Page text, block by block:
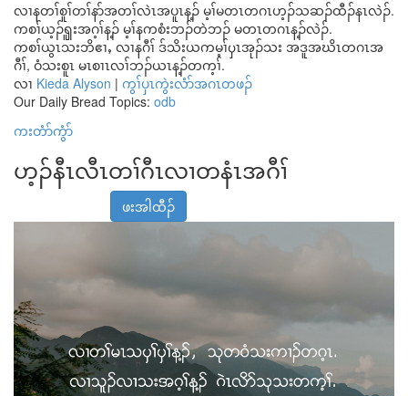
လၢနတၢ်စူၢ်တၢ်နာ်အတၢ်လဲၤအပူၤန့ၣ် မ့ၢ်မတၤတဂၤဟ့ၣ်သဆၣ်ထီၣ်နၤလဲၣ်.
ကစၢ်ယ့ၣ်ၡူးအဂ့ၢ်န့ၣ် မ့ၢ်နကစံးဘၣ်တဲဘၣ် မတၤတဂၤန့ၣ်လဲၣ်.
ကစၢ်ယွၤသးဘိဧၢႇ လၢနဂီၢ် ဒ်သိးယကမ့ၢ်ၦၤအုၣ်သး အဒူအဃိၤတဂၤအ
ဂီၢ်, ဝံသးစူၤ မၤစၢၤလၢ်ဘၣ်ယၤန့ၣ်တက့ၢ်.
လၢ Kieda Alyson | ကွၢ်ပှၤကွဲးလံာ်အဂၤတဖၣ်
Our Daily Bread Topics: odb
ကးတံာ်ကွံာ်
ဟ့ၣ်နီၤလီၤတၢ်ဂီၤလၢတနံၤအဂီၢ်
ဖးအါထီၣ်